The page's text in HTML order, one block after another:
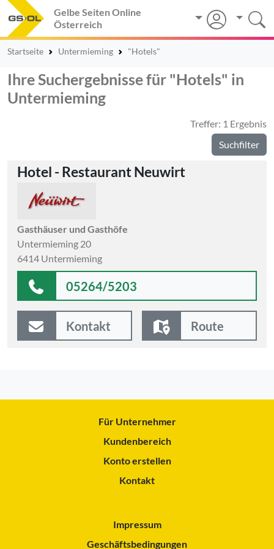
Gelbe Seiten Online
Österreich
Startseite Untermieming "Hotels"
Ihre Suchergebnisse für "Hotels" in
Untermieming
Treffer: 1 Ergebnis
Suchfilter
Hotel - Restaurant Neuwirt
Gasthäuser und Gasthöfe
Untermieming 20
6414 Untermieming
05264/5203
Kontakt Route
Für Unternehmer
Kundenbereich
Konto erstellen
Kontakt
Impressum
Geschäftsbedingungen